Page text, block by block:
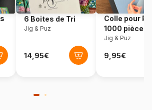
22 x 18 cm
6 Boites de Tri
Jig & Puz
Colle pour
1000 pièces
Jig & Puz